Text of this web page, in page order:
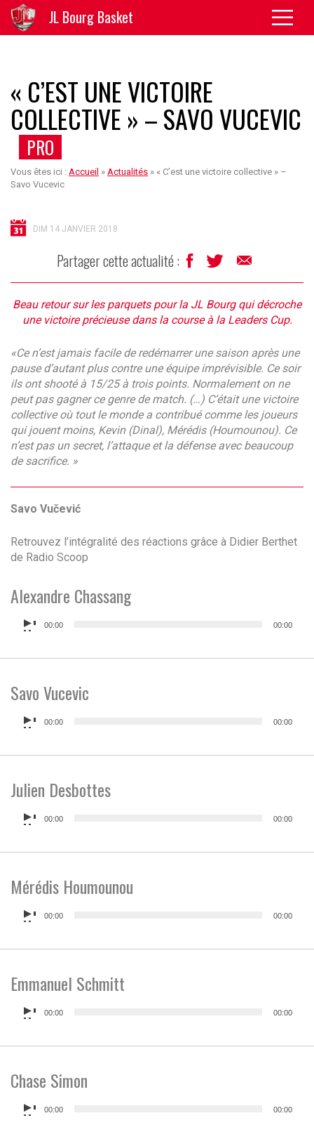
JL Bourg Basket
« C’EST UNE VICTOIRE
COLLECTIVE » – SAVO VUCEVIC
PRO
Vous êtes ici : Accueil » Actualités » « C’est une victoire collective » –
Savo Vucevic
DIM 14 JANVIER 2018
Partager cette actualité :
Beau retour sur les parquets pour la JL Bourg qui décroche
une victoire précieuse dans la course à la Leaders Cup.
«Ce n’est jamais facile de redémarrer une saison après une
pause d’autant plus contre une équipe imprévisible. Ce soir
ils ont shooté à 15/25 à trois points. Normalement on ne
peut pas gagner ce genre de match. (…) C’était une victoire
collective où tout le monde a contribué comme les joueurs
qui jouent moins, Kevin (Dinal), Mérédis (Houmounou). Ce
n’est pas un secret, l’attaque et la défense avec beaucoup
de sacrifice. »
Savo Vučević
Retrouvez l’intégralité des réactions grâce à Didier Berthet
de Radio Scoop
Alexandre Chassang
Lecteur
audio
00:00 00:00
Savo Vucevic
Lecteur
audio
00:00 00:00
Julien Desbottes
Lecteur
audio
00:00 00:00
Mérédis Houmounou
Lecteur
audio
00:00 00:00
Emmanuel Schmitt
Lecteur
audio
00:00 00:00
Chase Simon
Lecteur
audio
00:00 00:00